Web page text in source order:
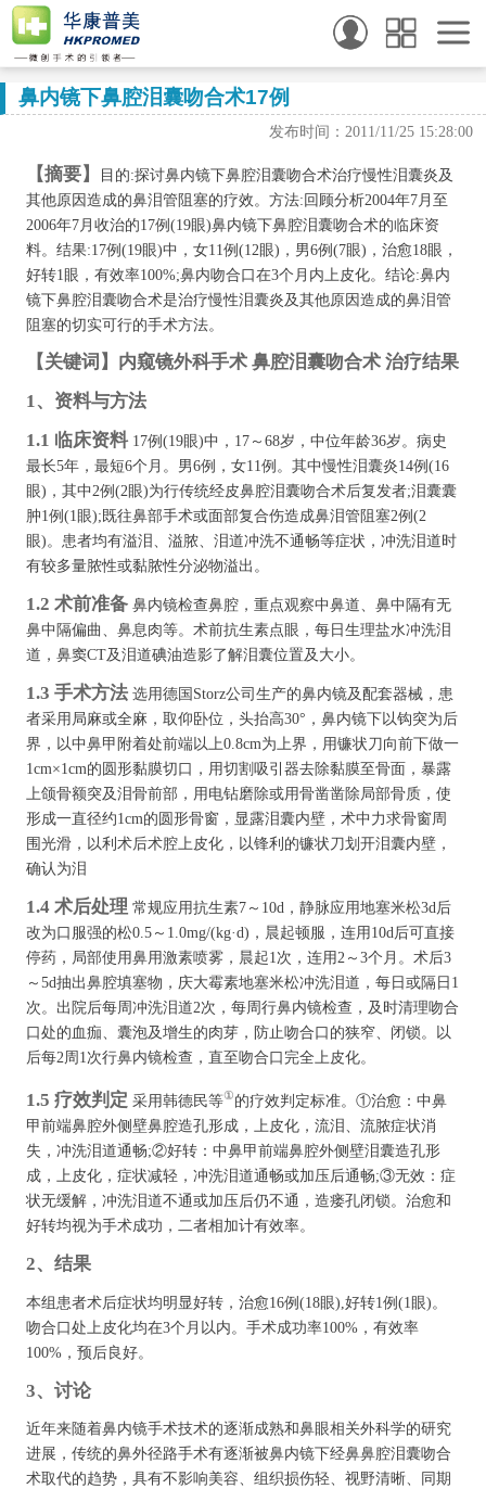
鼻内镜下鼻腔泪囊吻合术17例
发布时间：2011/11/25 15:28:00
【摘要】
目的:探讨鼻内镜下鼻腔泪囊吻合术治疗慢性泪囊炎及
其他原因造成的鼻泪管阻塞的疗效。方法:回顾分析2004年7月至
2006年7月收治的17例(19眼)鼻内镜下鼻腔泪囊吻合术的临床资
料。结果:17例(19眼)中，女11例(12眼)，男6例(7眼)，治愈18眼，
好转1眼，有效率100%;鼻内吻合口在3个月内上皮化。结论:鼻内
镜下鼻腔泪囊吻合术是治疗慢性泪囊炎及其他原因造成的鼻泪管
阻塞的切实可行的手术方法。
【关键词】内窥镜外科手术 鼻腔泪囊吻合术 治疗结果
1、资料与方法
1.1 临床资料17例(19眼)中，17～68岁，中位年龄36岁。病史
最长5年，最短6个月。男6例，女11例。其中慢性泪囊炎14例(16
眼)，其中2例(2眼)为行传统经皮鼻腔泪囊吻合术后复发者;泪囊囊
肿1例(1眼);既往鼻部手术或面部复合伤造成鼻泪管阻塞2例(2
眼)。患者均有溢泪、溢脓、泪道冲洗不通畅等症状，冲洗泪道时
有较多量脓性或黏脓性分泌物溢出。
1.2 术前准备鼻内镜检查鼻腔，重点观察中鼻道、鼻中隔有无
鼻中隔偏曲、鼻息肉等。术前抗生素点眼，每日生理盐水冲洗泪
道，鼻窦CT及泪道碘油造影了解泪囊位置及大小。
1.3 手术方法选用德国Storz公司生产的鼻内镜及配套器械，患
者采用局麻或全麻，取仰卧位，头抬高30°，鼻内镜下以钩突为后
界，以中鼻甲附着处前端以上0.8cm为上界，用镰状刀向前下做一
1cm×1cm的圆形黏膜切口，用切割吸引器去除黏膜至骨面，暴露
上颌骨额突及泪骨前部，用电钻磨除或用骨凿凿除局部骨质，使
形成一直径约1cm的圆形骨窗，显露泪囊内壁，术中力求骨窗周
围光滑，以利术后术腔上皮化，以锋利的镰状刀划开泪囊内壁，
确认为泪
1.4 术后处理 常规应用抗生素7～10d，静脉应用地塞米松3d后
改为口服强的松0.5～1.0mg/(kg·d)，晨起顿服，连用10d后可直接
停药，局部使用鼻用激素喷雾，晨起1次，连用2～3个月。术后3
～5d抽出鼻腔填塞物，庆大霉素地塞米松冲洗泪道，每日或隔日1
次。出院后每周冲洗泪道2次，每周行鼻内镜检查，及时清理吻合
口处的血痂、囊泡及增生的肉芽，防止吻合口的狭窄、闭锁。以
后每2周1次行鼻内镜检查，直至吻合口完全上皮化。
1.5 疗效判定 采用韩德民等①的疗效判定标准。①治愈：中鼻
甲前端鼻腔外侧壁鼻腔造孔形成，上皮化，流泪、流脓症状消
失，冲洗泪道通畅;②好转：中鼻甲前端鼻腔外侧壁泪囊造孔形
成，上皮化，症状减轻，冲洗泪道通畅或加压后通畅;③无效：症
状无缓解，冲洗泪道不通或加压后仍不通，造瘘孔闭锁。治愈和
好转均视为手术成功，二者相加计有效率。
2、结果
本组患者术后症状均明显好转，治愈16例(18眼),好转1例(1眼)。
吻合口处上皮化均在3个月以内。手术成功率100%，有效率
100%，预后良好。
3、讨论
近年来随着鼻内镜手术技术的逐渐成熟和鼻眼相关外科学的研究
进展，传统的鼻外径路手术有逐渐被鼻内镜下经鼻鼻腔泪囊吻合
术取代的趋势，具有不影响美容、组织损伤轻、视野清晰、同期